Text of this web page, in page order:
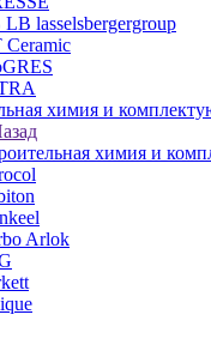
lasselsbergergroup
Ceramic
химия и
химия и
Arlok